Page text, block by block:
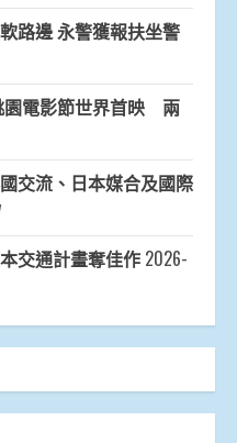
路邊 永警獲報扶坐警
園電影節世界首映 兩
交流、日本媒合及國際
交通計畫奪佳作 2026-